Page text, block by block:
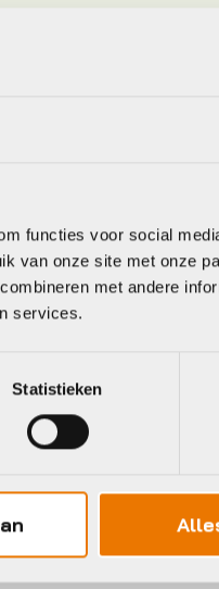
functies voor social
van onze site met onze
met andere
services.
Statistieken